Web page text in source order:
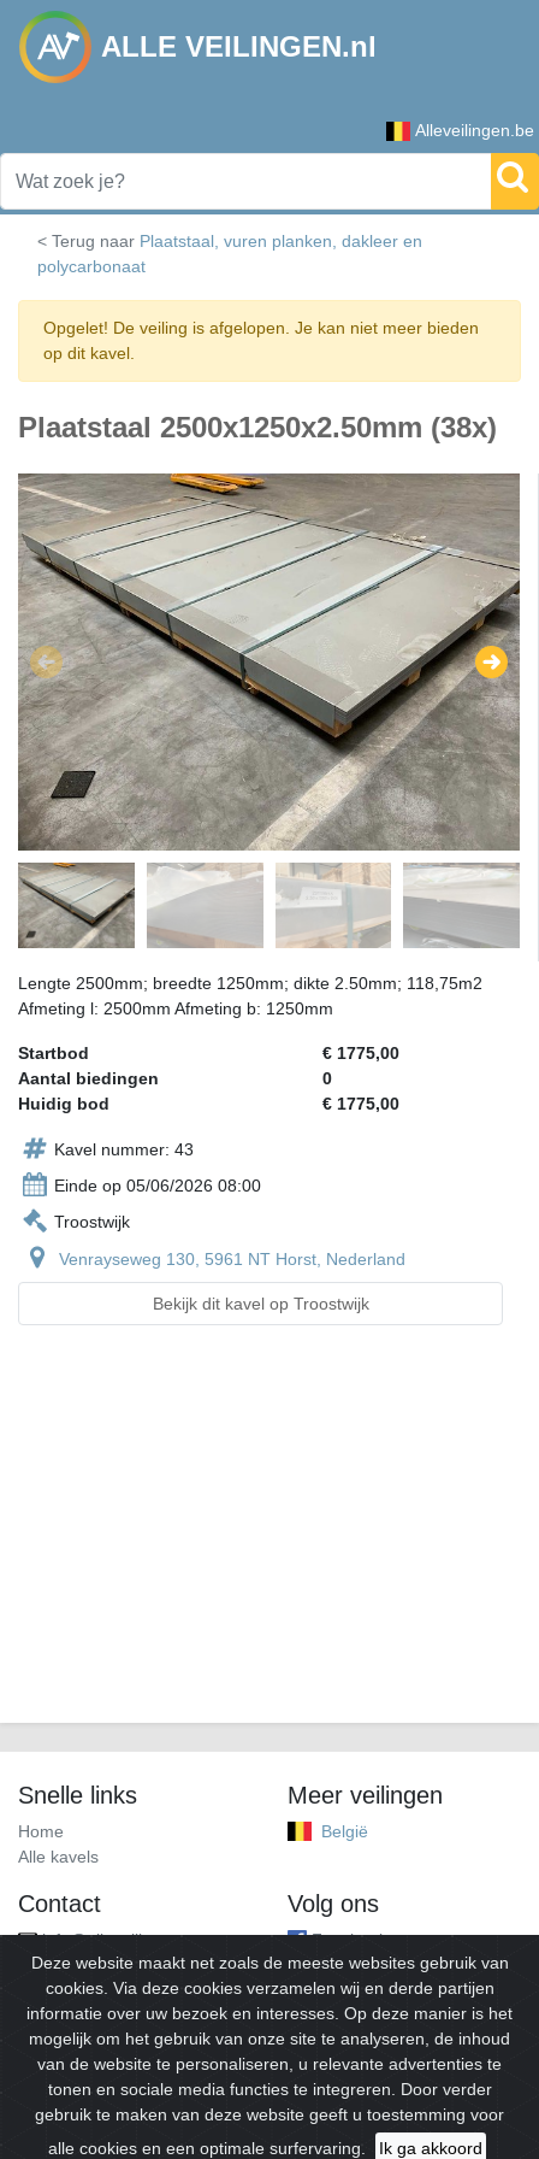
ALLE VEILINGEN.nl
Alleveilingen.be
< Terug naar Plaatstaal, vuren planken, dakleer en
polycarbonaat
Opgelet! De veiling is afgelopen. Je kan niet meer bieden
op dit kavel.
Plaatstaal 2500x1250x2.50mm (38x)
Lengte 2500mm; breedte 1250mm; dikte 2.50mm; 118,75m2
Afmeting l: 2500mm Afmeting b: 1250mm
Startbod
€ 1775,00
Aantal biedingen
0
Huidig bod
€ 1775,00
Kavel nummer: 43
Einde op 05/06/2026 08:00
Troostwijk
Venrayseweg 130, 5961 NT Horst, Nederland
Bekijk dit kavel op Troostwijk
Snelle links
Home
Alle kavels
Meer veilingen
België
Contact
info@alleveilingen.net
Volg ons
Facebook
© 2026Alleveilingen.Alle rechten voorbehouden.
Deze website maakt net zoals de meeste websites gebruik van
cookies. Via deze cookies verzamelen wij en derde partijen
informatie over uw bezoek en interesses. Op deze manier is het
mogelijk om het gebruik van onze site te analyseren, de inhoud
van de website te personaliseren, u relevante advertenties te
tonen en sociale media functies te integreren. Door verder
gebruik te maken van deze website geeft u toestemming voor
alle cookies en een optimale surfervaring.
Ik ga akkoord